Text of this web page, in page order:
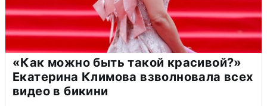
«Как можно быть такой красивой?»
Екатерина Климова взволновала всех
видео в бикини